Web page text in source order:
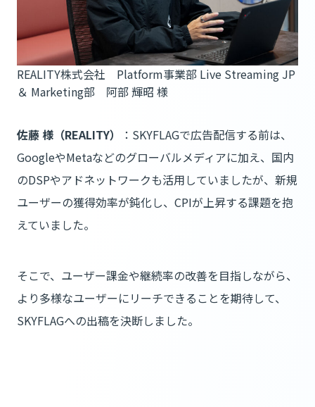
REALITY株式会社 Platform事業部 Live Streaming JP
＆ Marketing部 阿部 輝昭 ​様
佐藤 様（REALITY）
：SKYFLAGで広告配信する前は、
GoogleやMetaなどのグローバルメディアに加え、国内
のDSPやアドネットワークも活用していましたが、新規
ユーザーの獲得効率が鈍化し、CPIが上昇する課題を抱
えていました。
そこで、ユーザー課金や継続率の改善を目指しながら、
より多様なユーザーにリーチできることを期待して、
SKYFLAGへの出稿を決断しました。